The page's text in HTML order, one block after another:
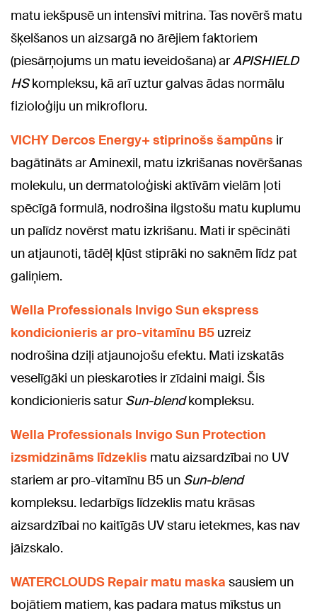
matu iekšpusē un intensīvi mitrina. Tas novērš matu
šķelšanos un aizsargā no ārējiem faktoriem
(piesārņojums un matu ieveidošana) arAPISHIELD
HSkompleksu, kā arī uztur galvas ādas normālu
fizioloģiju un mikrofloru.
VICHY Dercos Energy+ stiprinošs šampūns ir
bagātināts ar Aminexil, matu izkrišanas novēršanas
molekulu, un dermatoloģiski aktīvām vielām ļoti
spēcīgā formulā, nodrošina ilgstošu matu kuplumu
un palīdz novērst matu izkrišanu. Mati ir spēcināti
un atjaunoti, tādēļ kļūst stiprāki no saknēm līdz pat
galiņiem.
Wella Professionals Invigo Sun ekspress
kondicionieris ar pro-vitamīnu B5 uzreiz
nodrošina dziļi atjaunojošu efektu. Mati izskatās
veselīgāki un pieskaroties ir zīdaini maigi. Šis
kondicionieris saturSun-blendkompleksu.
Wella Professionals Invigo Sun Protection
izsmidzināms līdzeklis matu aizsardzībai no UV
stariem ar pro-vitamīnu B5 un Sun-blend
kompleksu. Iedarbīgs līdzeklis matu krāsas
aizsardzībai no kaitīgās UV staru ietekmes, kas nav
jāizskalo.
WATERCLOUDS Repair matu maska ​​sausiem un
bojātiem matiem, kas padara matus mīkstus un